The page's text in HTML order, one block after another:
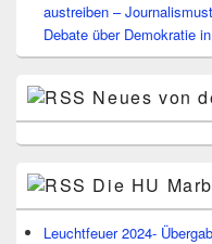
austreiben –
Debate über Demokratie
Neues von
Die HU
Leuchtfeuer 2024-